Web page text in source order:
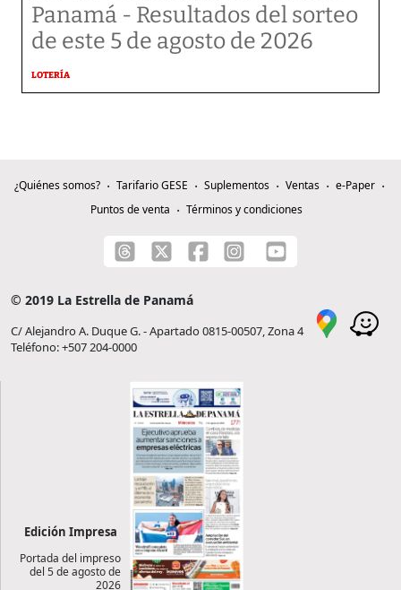
Panamá - Resultados del sorteo
de este 5 de agosto de 2026
LOTERÍA
¿Quiénes somos? Tarifario GESE Suplementos Ventas
e-Paper
Puntos de venta
Términos y condiciones
© 2019 La Estrella de Panamá
C/ Alejandro A. Duque G. - Apartado 0815-00507, Zona 4
Teléfono: +507 204-0000
Edición Impresa
Portada del impreso
del 5 de agosto de
2026